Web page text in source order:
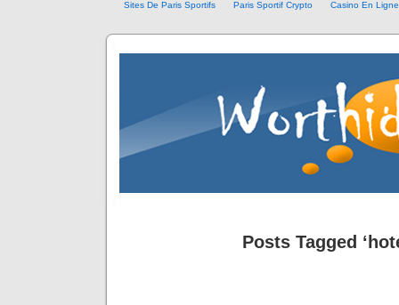
Sites De Paris Sportifs Paris Sportif Crypto Casino En
Posts Tagged